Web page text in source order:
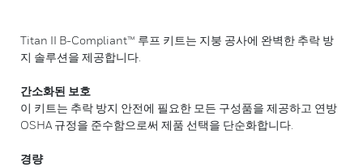
Titan II B-Compliant™ 루프 키트는 지붕 공사에 완벽한 추락 방
지 솔루션을 제공합니다.
간소화된 보호
이 키트는 추락 방지 안전에 필요한 모든 구성품을 제공하고 연방
OSHA 규정을 준수함으로써 제품 선택을 단순화합니다.
경량